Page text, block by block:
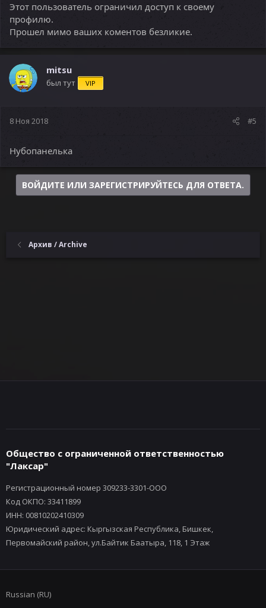
Этот пользователь ограничил доступ к своему
профилю.
Прошел мимо ваших коментов безликие.
mitsu
был тут VIP
8 Ноя 2018 #5
Нубопанелька
ВОЙДИТЕ ИЛИ ЗАРЕГИСТРИРУЙТЕСЬ ДЛЯ ОТВЕТА.
Архив / Archive
Общество с ограниченной ответственностью
"Лаксар"
Регистрационный номер 309233-3301-ООО
Код ОКПО: 33411899
ИНН: 00810202410309
Юридический адрес: Кыргызская Республика, Бишкек,
Первомайский район, ул.Байтик Баатыра, 118, 1 Этаж
Russian (RU)